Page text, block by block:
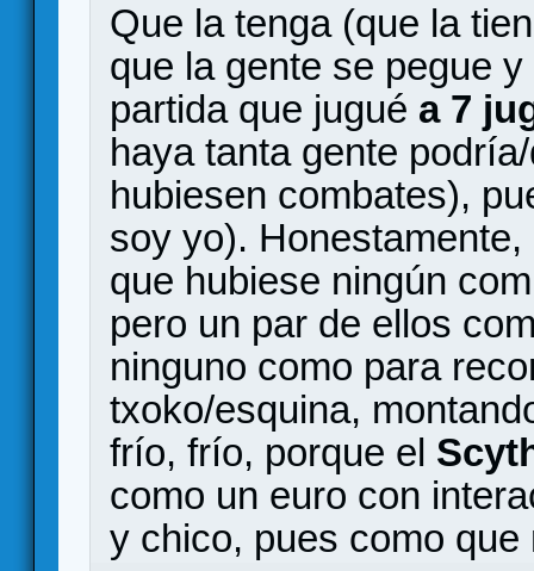
Que la tenga (que la
que la gente se pegue
partida que jugué a 7
haya tanta gente
hubiesen combates),
soy yo).
que hubiese ningún
pero un par de ellos
ninguno como para
txoko/esquina,
frío, frío, porque el
como un euro con
y chico, pues como que